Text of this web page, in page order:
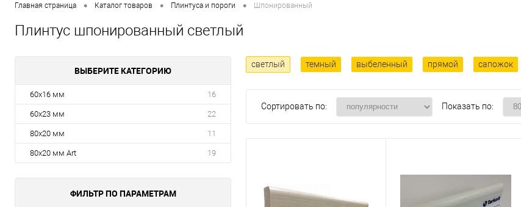
Главная страница • Каталог товаров • Плинтуса и пороги • Шпонированный
Плинтус шпонированный светлый
ВЫБЕРИТЕ КАТЕГОРИЮ
60x16 мм 16
60x23 мм 22
80x20 мм 11
80x20 мм Art 19
ФИЛЬТР ПО ПАРАМЕТРАМ
светлый темный выбеленный прямой сапожок
Сортировать по: Показать по: